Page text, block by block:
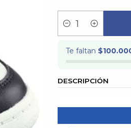
Cantidad
Te faltan
DESCRIPCIÓN